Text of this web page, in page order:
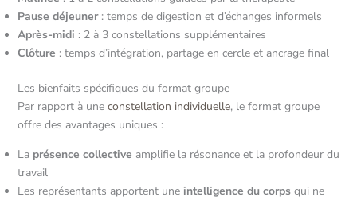
Pause déjeuner: temps de digestion et d’échanges informels
Après-midi : 2 à 3 constellations supplémentaires
Clôture : temps d’intégration, partage en cercle et ancrage final
Les bienfaits spécifiques du format groupe
Par rapport à une constellation individuelle, le format groupe
offre des avantages uniques :
La présence collective amplifie la résonance et la profondeur du
travail
Les représentants apportent une intelligence du corpsqui ne